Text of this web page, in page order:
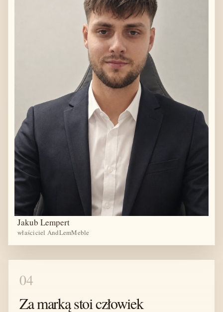
Jakub Lempert
właściciel AndLemMeble
04
Za marką stoi człowiek